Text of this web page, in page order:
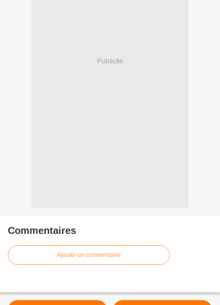
Publicité
Commentaires
Ajouter un commentaire